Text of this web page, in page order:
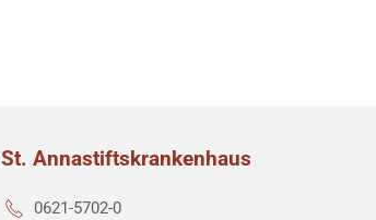
St. Annastiftskrankenhaus
0621-5702-0